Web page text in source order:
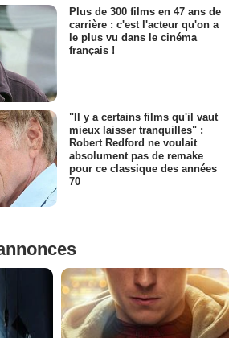
Plus de 300 films en 47 ans de
carrière : c'est l'acteur qu'on a
le plus vu dans le cinéma
français !
"Il y a certains films qu'il vaut
mieux laisser tranquilles" :
Robert Redford ne voulait
absolument pas de remake
pour ce classique des années
70